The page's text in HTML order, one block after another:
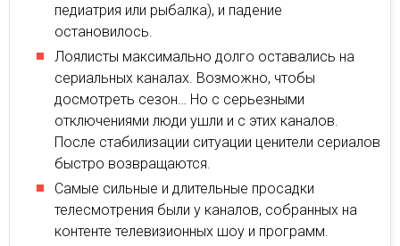
педиатрия или рыбалка), и падение
остановилось.
Лоялисты максимально долго оставались на
сериальных каналах. Возможно, чтобы
досмотреть сезон… Но с серьезными
отключениями люди ушли и с этих каналов.
После стабилизации ситуации ценители сериалов
быстро возвращаются.
Самые сильные и длительные просадки
телесмотрения были у каналов, собранных на
контенте телевизионных шоу и программ.